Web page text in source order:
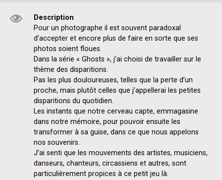
Description
Pour un photographe il est souvent paradoxal
d’accepter et encore plus de faire en sorte que ses
photos soient floues.
Dans la série « Ghosts », j’ai choisi de travailler sur le
thème des disparitions.
Pas les plus douloureuses, telles que la perte d’un
proche, mais plutôt celles que j’appellerai les petites
disparitions du quotidien.
Les instants que notre cerveau capte, emmagasine
dans notre mémoire, pour pouvoir ensuite les
transformer à sa guise, dans ce que nous appelons
nos souvenirs.
J’ai senti que les mouvements des artistes, musiciens,
danseurs, chanteurs, circassiens et autres, sont
particulièrement propices à ce petit jeu là.